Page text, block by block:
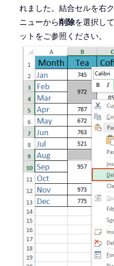
れました。結合セルを右
ニューから削除を選択し
ットをご参照ください。